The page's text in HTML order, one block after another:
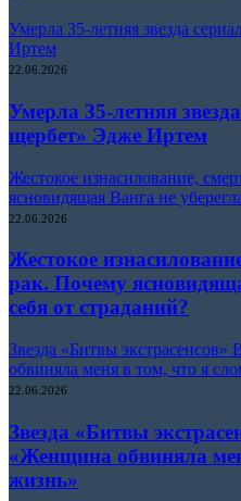
Умерла 35-летняя звезда
Иртем
22.06.2026
Умерла 35-летняя
щербет» Эдже Иртем
Жестокое изнасилование,
ясновидящая Ванга не
22.06.2026
Жестокое
рак. Почему
себя от страданий?
Звезда «Битвы
обвиняла меня в том, что я
22.06.2026
Звезда «Битвы
«Женщина обвиняла
жизнь»